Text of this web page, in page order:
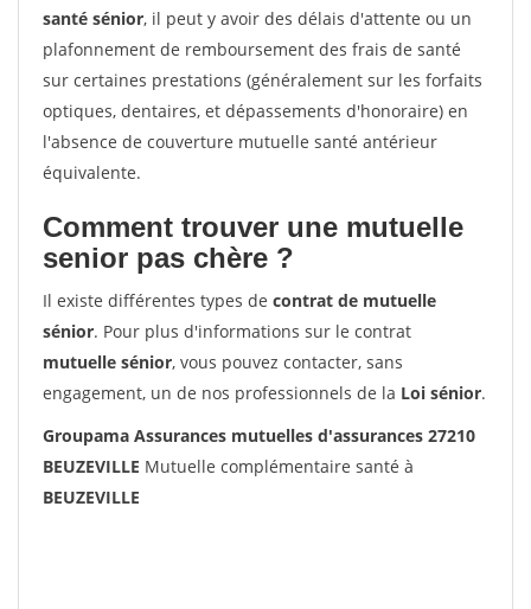
santé sénior, il peut y avoir des délais d'attente ou un
plafonnement de remboursement des frais de santé
sur certaines prestations (généralement sur les forfaits
optiques, dentaires, et dépassements d'honoraire) en
l'absence de couverture mutuelle santé antérieur
équivalente.
Comment trouver une mutuelle
senior pas chère ?
Il existe différentes types de contrat de mutuelle
sénior. Pour plus d'informations sur le contrat
mutuelle sénior, vous pouvez contacter, sans
engagement, un de nos professionnels de la Loi sénior.
Groupama Assurances mutuelles d'assurances 27210
BEUZEVILLE Mutuelle complémentaire santé à
BEUZEVILLE